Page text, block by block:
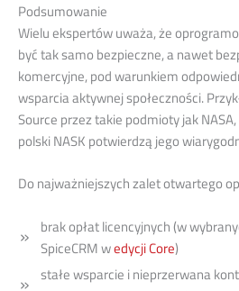
Podsumowanie
Wielu ekspertów uważa, że
być tak samo bezpieczne, a nawet
komercyjne, pod warunkiem
wsparcia aktywnej społeczności.
Source przez takie podmioty jak
polski NASK potwierdzą jego
Do najważniejszych zalet otwartego
brak opłat licencyjnych (w
SpiceCRM wedycji Core)
stałe wsparcie i nieprzerwana